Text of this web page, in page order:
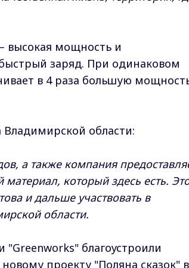
высокая мощность и
заряд. При одинаковом
в 4 раза большую
области:
а также компания
который здесь есть.
и дальше участвовать в
области.
благоустроили
проекту "Поляна сказок" в